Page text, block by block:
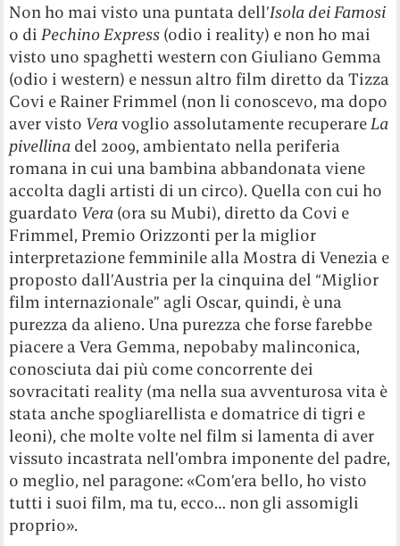
Non ho mai visto una puntata dell’Isola dei Famosi
o diPechino Express (odio i reality) e non ho mai
visto uno spaghetti western con Giuliano Gemma
(odio i western) e nessun altro film diretto da Tizza
Covi e Rainer Frimmel (non li conoscevo, ma dopo
aver visto Veravoglio assolutamente recuperareLa
pivellina del 2009, ambientato nella periferia
romana in cui una bambina abbandonata viene
accolta dagli artisti di un circo). Quella con cui ho
guardato Vera (ora su Mubi), diretto da Covi e
Frimmel, Premio Orizzonti per la miglior
interpretazione femminile alla Mostra di Venezia e
proposto dall’Austria per la cinquina del “Miglior
film internazionale” agli Oscar, quindi, è una
purezza da alieno. Una purezza che forse farebbe
piacere a Vera Gemma, nepobaby malinconica,
conosciuta dai più come concorrente dei
sovracitati reality (ma nella sua avventurosa vita è
stata anche spogliarellista e domatrice di tigri e
leoni), che molte volte nel film si lamenta di aver
vissuto incastrata nell’ombra imponente del padre,
o meglio, nel paragone: «Com’era bello, ho visto
tutti i suoi film, ma tu, ecco… non gli assomigli
proprio».